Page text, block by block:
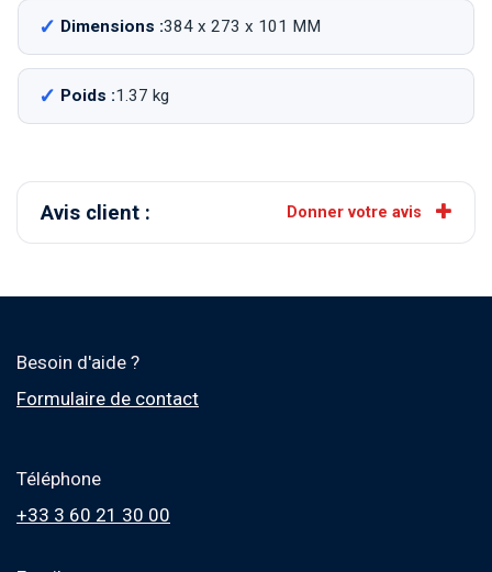
Dimensions :384 x 273 x 101 MM
Poids :1.37 kg
Avis client : Donner votre avis
Besoin d'aide ?
Formulaire de contact
Téléphone
+33 3 60 21 30 00